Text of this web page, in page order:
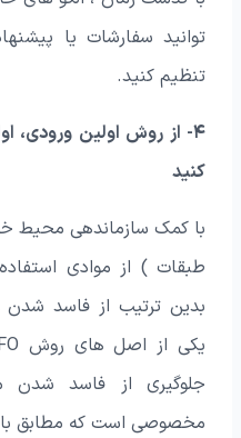
توانید سفارشات یا
تنظیم کنید.
کنید
با کمک سازماندهی محیط
طبقات ) از موادی
بدین ترتیب از فاسد شدن
جلوگیری از فاسد شدن
مخصوصی است که مطابق